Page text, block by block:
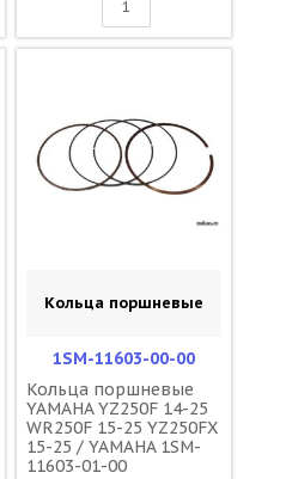
Кольца поршневые
1SM-11603-00-00
Кольца поршневые
YAMAHA YZ250F 14-25
WR250F 15-25 YZ250FX
15-25 / YAMAHA 1SM-
11603-01-00